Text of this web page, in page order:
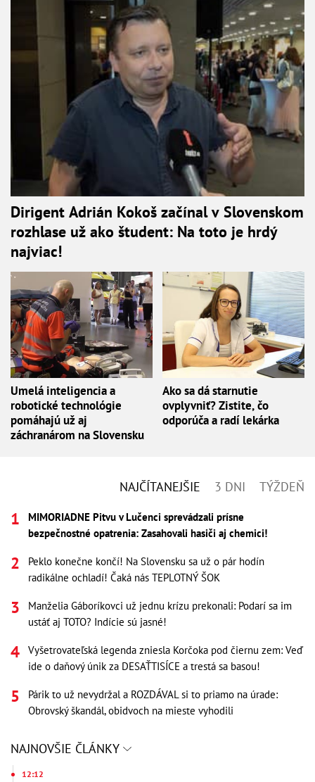
Dirigent Adrián Kokoš začínal v Slovenskom
rozhlase už ako študent: Na toto je hrdý
najviac!
Umelá inteligencia a
robotické technológie
pomáhajú už aj
záchranárom na Slovensku
Ako sa dá starnutie
ovplyvniť? Zistite, čo
odporúča a radí lekárka
NAJČÍTANEJŠIE 3 DNI TÝŽDEŇ
MIMORIADNE Pitvu v Lučenci sprevádzali prísne
bezpečnostné opatrenia: Zasahovali hasiči aj chemici!
Peklo konečne končí! Na Slovensku sa už o pár hodín
radikálne ochladí! Čaká nás TEPLOTNÝ ŠOK
Manželia Gáboríkovci už jednu krízu prekonali: Podarí sa im
ustáť aj TOTO? Indície sú jasné!
Vyšetrovateľská legenda zniesla Korčoka pod čiernu zem: Veď
ide o daňový únik za DESAŤTISÍCE a trestá sa basou!
Párik to už nevydržal a ROZDÁVAL si to priamo na úrade:
Obrovský škandál, obidvoch na mieste vyhodili
NAJNOVŠIE ČLÁNKY
12:12